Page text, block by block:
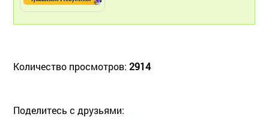
Количество просмотров: 2914
Поделитесь с друзьями: